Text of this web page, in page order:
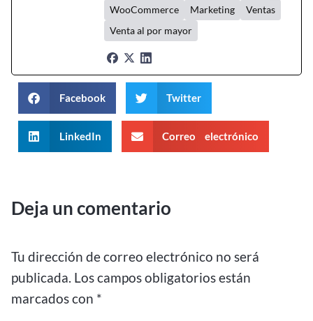
WooCommerce
Marketing
Ventas
Venta al por mayor
Facebook Twitter
LinkedIn Correo electrónico
Deja un comentario
Tu dirección de correo electrónico no será
publicada. Los campos obligatorios están
marcados con *